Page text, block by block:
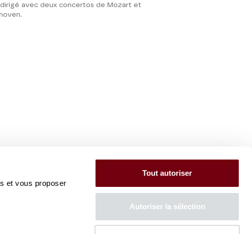
et vous proposer
Tout autoriser
Autoriser la sélection
avec deux concertos de Mozart et